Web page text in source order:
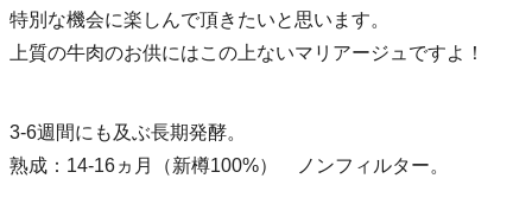
特別な機会に楽しんで頂きたいと思います。
上質の牛肉のお供にはこの上ないマリアージュですよ！
3-6週間にも及ぶ長期発酵。
熟成：14-16ヵ月（新樽100%） ノンフィルター。